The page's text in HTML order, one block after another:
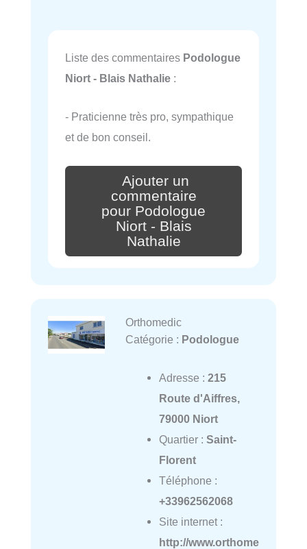
Liste des commentaires Podologue
Niort - Blais Nathalie :
- Praticienne très pro, sympathique
et de bon conseil.
Ajouter un
commentaire
pour Podologue
Niort - Blais
Nathalie
Orthomedic
Catégorie : Podologue
Adresse : 215
Route d'Aiffres,
79000 Niort
Quartier : Saint-
Florent
Téléphone :
+33962562068
Site internet :
http://www.orthome